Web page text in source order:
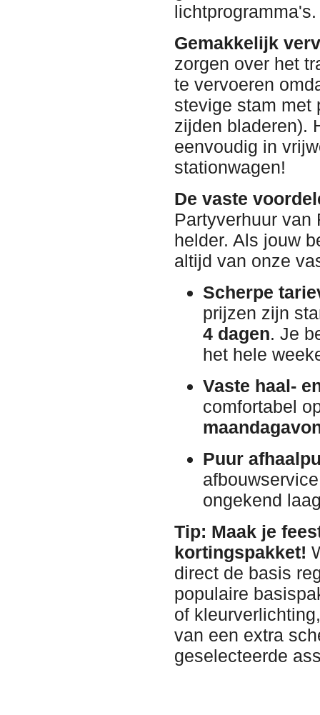
lichtprogramma's.
Gemakkelijk
zorgen over het
te vervoeren
stevige stam met
zijden bladeren).
eenvoudig in
stationwagen!
De vaste
Partyverhuur van
helder. Als jouw
altijd van onze
Scherpe
prijzen zijn
4 dagen. Je
het hele
Vaste haal-
comfortabel
Puur
ongekend
Tip: Maak je
kortingspakket!
direct de basis
populaire
of
van een extra
geselecteerde